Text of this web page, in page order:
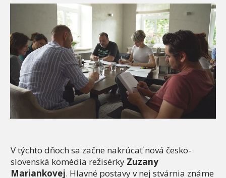
V týchto dňoch sa začne nakrúcať nová česko-
slovenská komédia režisérky Zuzany
Mariankovej. Hlavné postavy v nej stvárnia známe